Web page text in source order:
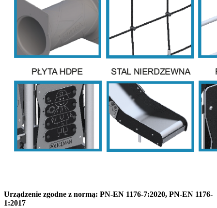
Urządzenie zgodne z normą: PN-EN 1176-7:2020, PN-EN 1176-
1:2017